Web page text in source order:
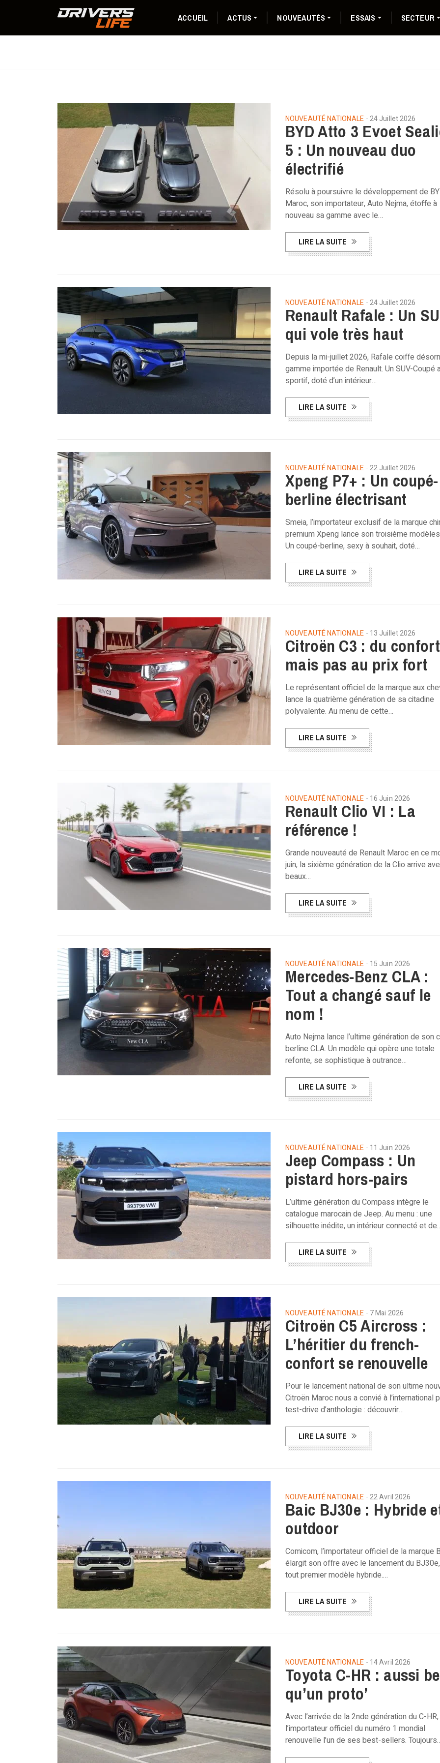
ACCUEIL ACTUS NOUVEAUTÉS ESSAIS SECTEUR
NOUVEAUTÉ NATIONALE 24 Juillet 2026
BYD Atto 3 Evoet
5 : Un nouveau duo
électrifié
Résolu à poursuivre le développement de
Maroc, son importateur, Auto Nejma, étoffe à
nouveau sa gamme avec le…
LIRE LA SUITE
NOUVEAUTÉ NATIONALE 24 Juillet 2026
Renault Rafale : Un
qui vole très haut
Depuis la mi-juillet 2026, Rafale coiffe
gamme importée de Renault. Un SUV-Coupé
sportif, doté d’un intérieur…
LIRE LA SUITE
NOUVEAUTÉ NATIONALE 22 Juillet 2026
Xpeng P7+ : Un coupé-
berline électrisant
Smeia, l’importateur exclusif de la marque
premium Xpeng lance son troisième
Un coupé-berline, sexy à souhait, doté…
LIRE LA SUITE
NOUVEAUTÉ NATIONALE 13 Juillet 2026
Citroën C3 : du
mais pas au prix fort
Le représentant officiel de la marque aux
lance la quatrième génération de sa citadine
polyvalente. Au menu de cette…
LIRE LA SUITE
NOUVEAUTÉ NATIONALE 16 Juin 2026
Renault Clio VI : La
référence !
Grande nouveauté de Renault Maroc en ce
juin, la sixième génération de la Clio arrive
beaux…
LIRE LA SUITE
NOUVEAUTÉ NATIONALE 15 Juin 2026
Mercedes-Benz CLA :
Tout a changé sauf le
nom !
Auto Nejma lance l’ultime génération de son
berline CLA. Un modèle qui opère une totale
refonte, se sophistique à outrance…
LIRE LA SUITE
NOUVEAUTÉ NATIONALE 11 Juin 2026
Jeep Compass : Un
pistard hors-pairs
L’ultime génération du Compass intègre le
catalogue marocain de Jeep. Au menu : une
silhouette inédite, un intérieur connecté et
LIRE LA SUITE
NOUVEAUTÉ NATIONALE 7 Mai 2026
Citroën C5 Aircross :
L’héritier du french-
confort se renouvelle
Pour le lancement national de son ultime
Citroën Maroc nous a convié à l’international
test-drive d’anthologie : découvrir…
LIRE LA SUITE
NOUVEAUTÉ NATIONALE 22 Avril 2026
Baic BJ30e : Hybride
outdoor
Comicom, l’importateur officiel de la marque
élargit son offre avec le lancement du
tout premier modèle hybride.…
LIRE LA SUITE
NOUVEAUTÉ NATIONALE 14 Avril 2026
Toyota C-HR : aussi
qu’un proto’
Avec l’arrivée de la 2nde génération du C-HR,
l’importateur officiel du numéro 1 mondial
renouvelle l’un de ses best-sellers.